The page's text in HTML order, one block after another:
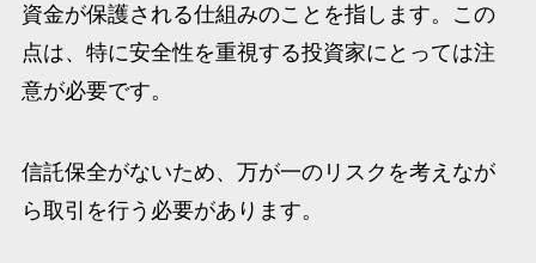
資金が保護される仕組みのことを指します。この
点は、特に安全性を重視する投資家にとっては注
意が必要です。
信託保全がないため、万が一のリスクを考えなが
ら取引を行う必要があります。